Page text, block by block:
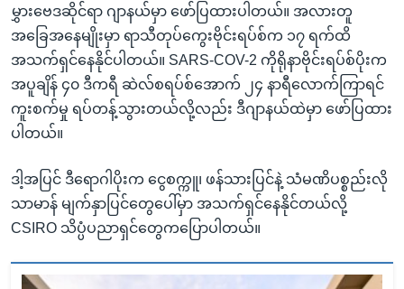
မွှားဗေဒဆိုင်ရာ ဂျာနယ်မှာ ဖော်ပြထားပါတယ်။ အလားတူ
အခြေအနေမျိုးမှာ ရာသီတုပ်ကွေးဗိုင်းရပ်စ်က ၁၇ ရက်ထိ
အသက်ရှင်နေနိုင်ပါတယ်။ SARS-COV-2 ကိုရိုနာဗိုင်းရပ်စ်ပိုးက
အပူချိန် ၄၀ ဒီကရီ ဆဲလ်စရပ်စ်အောက် ၂၄ နာရီလောက်ကြာရင်
ကူးစက်မှု ရပ်တန့်သွားတယ်လို့လည်း ဒီဂျာနယ်ထဲမှာ ဖော်ပြထား
ပါတယ်။
ဒါ့အပြင် ဒီရောဂါပိုးက ငွေစက္ကူ၊ ဖန်သားပြင်နဲ့ သံမဏိပစ္စည်းလို
သာမာန် မျက်နှာပြင်တွေပေါ်မှာ အသက်ရှင်နေနိုင်တယ်လို့
CSIRO သိပ္ပံပညာရှင်တွေကပြောပါတယ်။